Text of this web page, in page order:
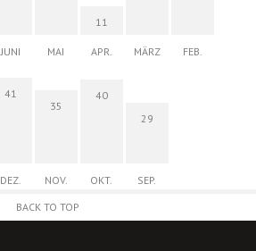
JUNI MAI
11
APR. MÄRZ FEB.
41
DEZ.
35
NOV.
40
OKT.
29
SEP.
BACK TO TOP